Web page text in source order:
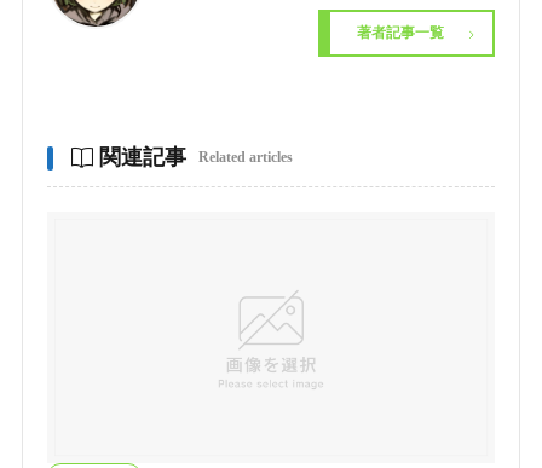
著者記事一覧
関連記事 Related articles